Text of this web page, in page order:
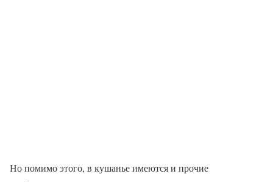
Но помимо этого, в кушанье имеются и прочие